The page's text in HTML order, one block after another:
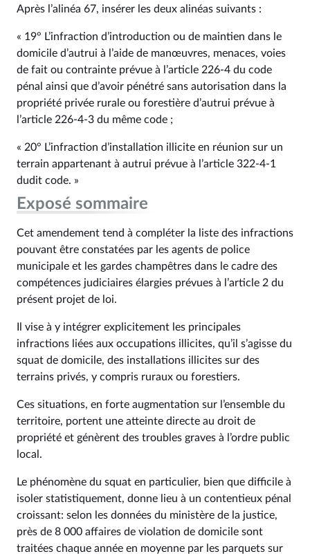
Après l’alinéa 67, insérer les deux alinéas suivants :
« 19° L’infraction d’introduction ou de maintien dans le
domicile d’autrui à l’aide de manœuvres, menaces, voies
de fait ou contrainte prévue à l’article 226‑4 du code
pénal ainsi que d’avoir pénétré sans autorisation dans la
propriété privée rurale ou forestière d’autrui prévue à
l’article 226‑4‑3 du même code ;
« 20° L’infraction d’installation illicite en réunion sur un
terrain appartenant à autrui prévue à l’article 322‑4‑1
dudit code. »
Exposé sommaire
Cet amendement tend à compléter la liste des infractions
pouvant être constatées par les agents de police
municipale et les gardes champêtres dans le cadre des
compétences judiciaires élargies prévues à l’article 2 du
présent projet de loi.
Il vise à y intégrer explicitement les principales
infractions liées aux occupations illicites, qu’il s’agisse du
squat de domicile, des installations illicites sur des
terrains privés, y compris ruraux ou forestiers.
Ces situations, en forte augmentation sur l’ensemble du
territoire, portent une atteinte directe au droit de
propriété et génèrent des troubles graves à l’ordre public
local.
Le phénomène du squat en particulier, bien que difficile à
isoler statistiquement, donne lieu à un contentieux pénal
croissant: selon les données du ministère de la justice,
près de 8 000 affaires de violation de domicile sont
traitées chaque année en moyenne par les parquets sur